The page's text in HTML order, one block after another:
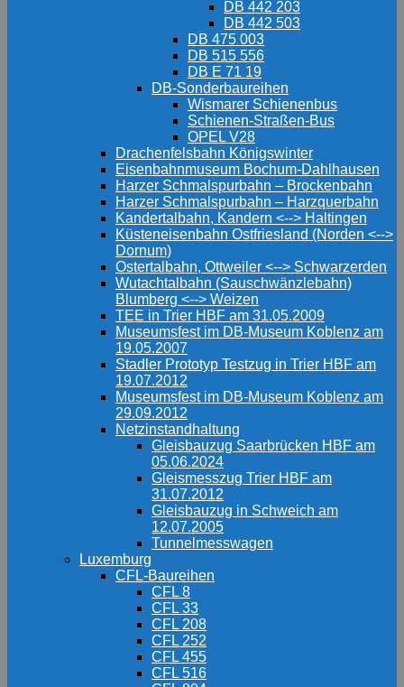
DB 442 203
DB 442 503
DB 475 003
DB 515 556
DB E 71 19
DB-Sonderbaureihen
Wismarer Schienenbus
Schienen-Straßen-Bus
OPEL V28
Drachenfelsbahn Königswinter
Eisenbahnmuseum Bochum-Dahlhausen
Harzer Schmalspurbahn – Brockenbahn
Harzer Schmalspurbahn – Harzquerbahn
Kandertalbahn, Kandern <--> Haltingen
Küsteneisenbahn Ostfriesland (Norden <-->
Dornum)
Ostertalbahn, Ottweiler <--> Schwarzerden
Wutachtalbahn (Sauschwänzlebahn)
Blumberg <--> Weizen
TEE in Trier HBF am 31.05.2009
Museumsfest im DB-Museum Koblenz am
19.05.2007
Stadler Prototyp Testzug in Trier HBF am
19.07.2012
Museumsfest im DB-Museum Koblenz am
29.09.2012
Netzinstandhaltung
Gleisbauzug Saarbrücken HBF am
05.06.2024
Gleismesszug Trier HBF am
31.07.2012
Gleisbauzug in Schweich am
12.07.2005
Tunnelmesswagen
Luxemburg
CFL-Baureihen
CFL 8
CFL 33
CFL 208
CFL 252
CFL 455
CFL 516